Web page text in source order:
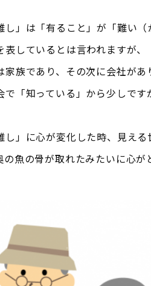
」は「有ること」が「難い（
しているとは言われますが
族であり、その次に会社が
「知っている」から少しです
」に心が変化した時、見え
魚の骨が取れたみたいに心が